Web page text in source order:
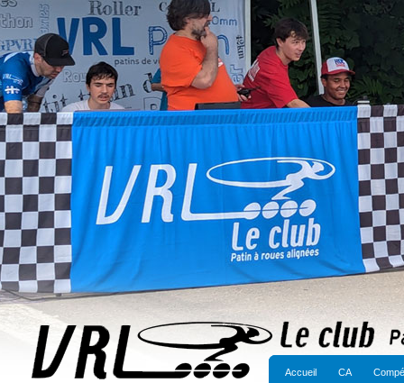
Accueil CA